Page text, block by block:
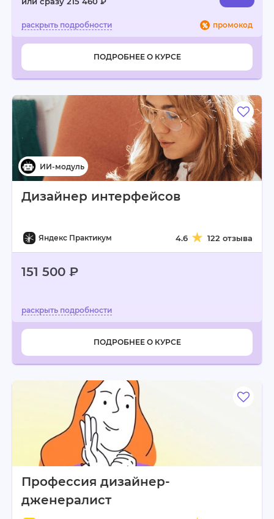
промокод
ПОДРОБНЕЕ О КУРСЕ
Дизайнер интерфейсов
Яндекс Практикум 4.6 122 отзыва
151 500 ₽
ПОДРОБНЕЕ О КУРСЕ
Профессия дизайнер-
дженералист